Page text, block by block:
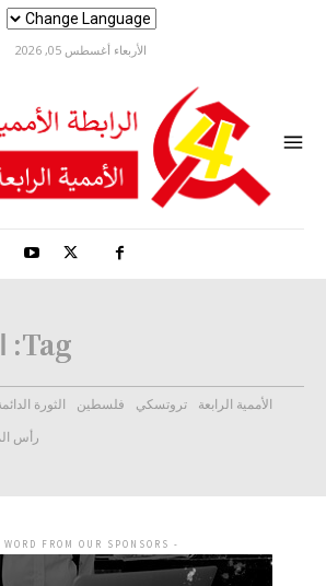
الأربعاء أغسطس 05, 2026
Tag:
الأممية الرابعة تروتسكي فلسطين الثورة
رأس
- A WORD FROM OUR SPONSORS -